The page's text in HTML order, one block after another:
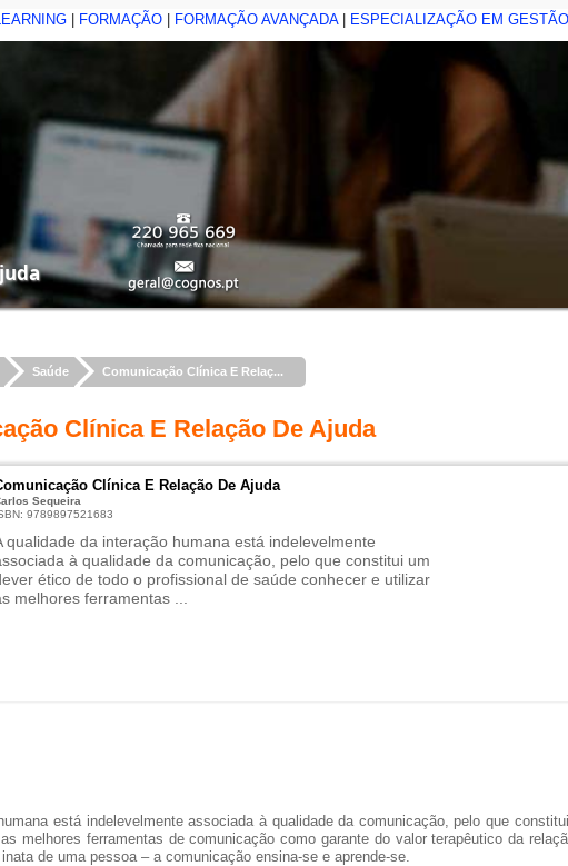
FORMAÇÃO FORMAÇÃO AVANÇADA| ESPECIALIZAÇÃO EM GESTÃO
Saúde Comunicação Clínica E Relaç...
Clínica E Relação De Ajuda
Clínica E Relação De Ajuda
Sequeira
9789897521683
qualidade da interação humana está indelevelmente
à qualidade da comunicação, pelo que constitui um
ético de todo o profissional de saúde conhecer e utilizar
melhores ferramentas ...
está indelevelmente associada à qualidade da comunicação, pelo que
melhores ferramentas de comunicação como garante do valor terapêutico da
de uma pessoa – a comunicação ensina-se e aprende-se.